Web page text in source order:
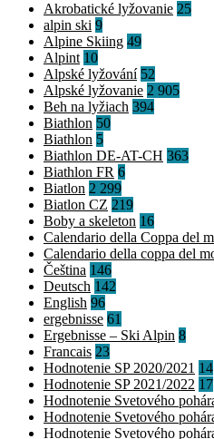
Akrobatické lyžovanie 25
alpin ski 9
Alpine Skiing 49
Alpint 10
Alpské lyžování 52
Alpské lyžovanie 2 905
Beh na lyžiach 394
Biathlon 50
Biathlon 5
Biathlon DE-AT-CH 363
Biathlon FR 6
Biatlon 2 299
Biatlon CZ 219
Boby a skeleton 16
Calendario della Coppa del
Calendario della coppa del
Čeština 146
Deutsch 142
English 96
ergebnisse 61
Ergebnisse – Ski Alpin 8
Francais 23
Hodnotenie SP 2020/2021 14
Hodnotenie SP 2021/2022 17
Hodnotenie Svetového
Hodnotenie Svetového
Hodnotenie Svetového